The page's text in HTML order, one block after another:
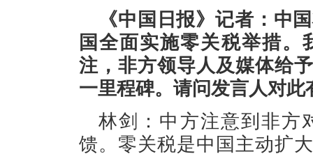
《中国日报》记者：中
国全面实施零关税举措。
注，非方领导人及媒体给
一里程碑。请问发言人对此
林剑：中方注意到非方
馈。零关税是中国主动扩